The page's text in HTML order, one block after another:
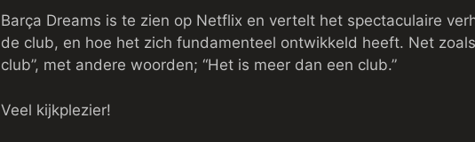
Barça Dreams is te zien op Netflix en vertelt het spectaculaire
de club, en hoe het zich fundamenteel ontwikkeld heeft. Net
club”, met andere woorden; “Het is meer dan een club.”
Veel kijkplezier!